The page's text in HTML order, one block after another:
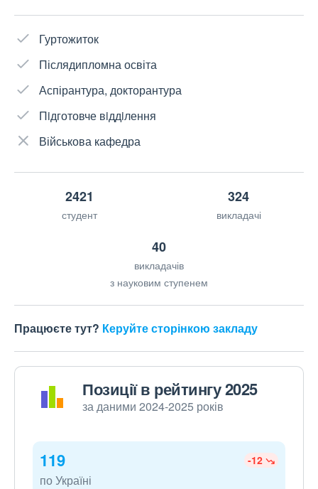
Гуртожиток
Післядипломна освіта
Аспірантура, докторантура
Пiдготовче вiддiлення
Військова кафедра
2421
студент
324
викладачі
40
викладачів
з науковим ступенем
Працюєте тут? Керуйте сторінкою закладу
Позиції в рейтингу 2025
за даними 2024-2025 років
119 -12
по Україні